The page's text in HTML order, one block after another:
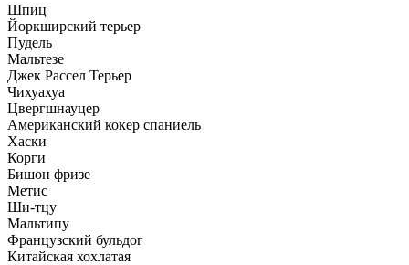
Шпиц
Йоркширский терьер
Пудель
Мальтезе
Джек Рассел Терьер
Чихуахуа
Цвергшнауцер
Американский кокер спаниель
Хаски
Корги
Бишон фризе
Метис
Ши-тцу
Мальтипу
Французский бульдог
Китайская хохлатая